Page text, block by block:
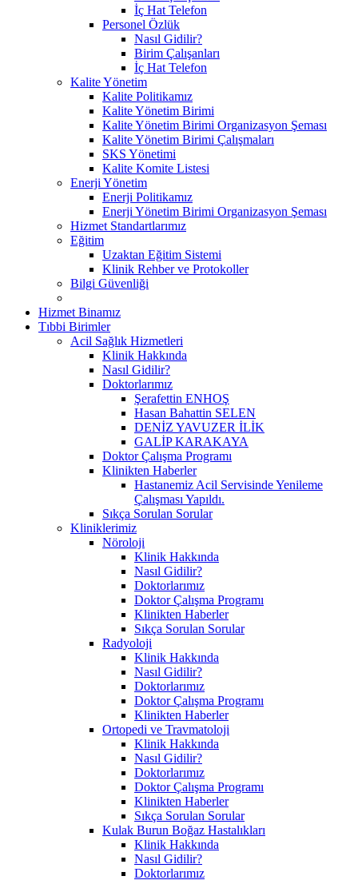
İç Hat Telefon
Personel Özlük
Nasıl Gidilir?
Birim Çalışanları
İç Hat Telefon
Kalite Yönetim
Kalite Politikamız
Kalite Yönetim Birimi
Kalite Yönetim Birimi Organizasyon Şeması
Kalite Yönetim Birimi Çalışmaları
SKS Yönetimi
Kalite Komite Listesi
Enerji Yönetim
Enerji Politikamız
Enerji Yönetim Birimi Organizasyon Şeması
Hizmet Standartlarımız
Eğitim
Uzaktan Eğitim Sistemi
Klinik Rehber ve Protokoller
Bilgi Güvenliği
Hizmet Binamız
Tıbbi Birimler
Acil Sağlık Hizmetleri
Klinik Hakkında
Nasıl Gidilir?
Doktorlarımız
Şerafettin ENHOŞ
Hasan Bahattin SELEN
DENİZ YAVUZER İLİK
GALİP KARAKAYA
Doktor Çalışma Programı
Klinikten Haberler
Hastanemiz Acil Servisinde Yenileme
Çalışması Yapıldı.
Sıkça Sorulan Sorular
Kliniklerimiz
Nöroloji
Klinik Hakkında
Nasıl Gidilir?
Doktorlarımız
Doktor Çalışma Programı
Klinikten Haberler
Sıkça Sorulan Sorular
Radyoloji
Klinik Hakkında
Nasıl Gidilir?
Doktorlarımız
Doktor Çalışma Programı
Klinikten Haberler
Ortopedi ve Travmatoloji
Klinik Hakkında
Nasıl Gidilir?
Doktorlarımız
Doktor Çalışma Programı
Klinikten Haberler
Sıkça Sorulan Sorular
Kulak Burun Boğaz Hastalıkları
Klinik Hakkında
Nasıl Gidilir?
Doktorlarımız